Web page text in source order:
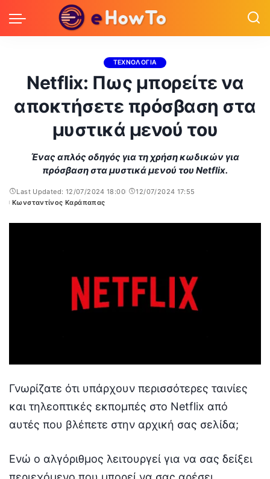
ΤΕΧΝΟΛΟΓΙΑ
Netflix: Πως μπορείτε να
αποκτήσετε πρόσβαση στα
μυστικά μενού του
Ένας απλός οδηγός για τη χρήση κωδικών για
πρόσβαση στα μυστικά μενού του Netflix.
Last Updated: 12/07/2024 18:00
12/07/2024 17:55
Posted
Κωνσταντίνος Καράπαπας
Γνωρίζατε ότι υπάρχουν περισσότερες ταινίες
και τηλεοπτικές εκπομπές στο Netflix από
αυτές που βλέπετε στην αρχική σας σελίδα;
Ενώ ο αλγόριθμος λειτουργεί για να σας δείξει